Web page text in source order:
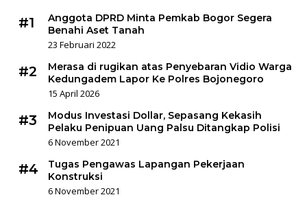
#1
Anggota DPRD Minta Pemkab Bogor Segera
Benahi Aset Tanah
23 Februari 2022
#2
Merasa di rugikan atas Penyebaran Vidio Warga
Kedungadem Lapor Ke Polres Bojonegoro
15 April 2026
#3
Modus Investasi Dollar, Sepasang Kekasih
Pelaku Penipuan Uang Palsu Ditangkap Polisi
6 November 2021
#4
Tugas Pengawas Lapangan Pekerjaan
Konstruksi
6 November 2021